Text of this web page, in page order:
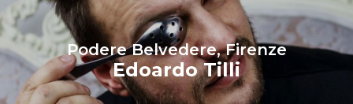
Podere Belvedere, Firenze
Edoardo Tilli